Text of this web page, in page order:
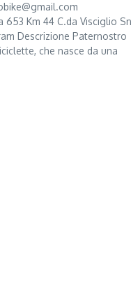
Km 44 C.da Visciglio
Descrizione Paternostro
che nasce da una